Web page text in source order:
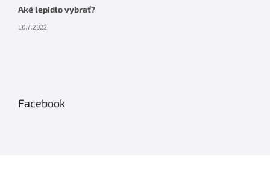
Aké lepidlo vybrať?
10.7.2022
Facebook